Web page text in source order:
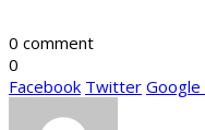
0 comment
0
Facebook Twitter Google